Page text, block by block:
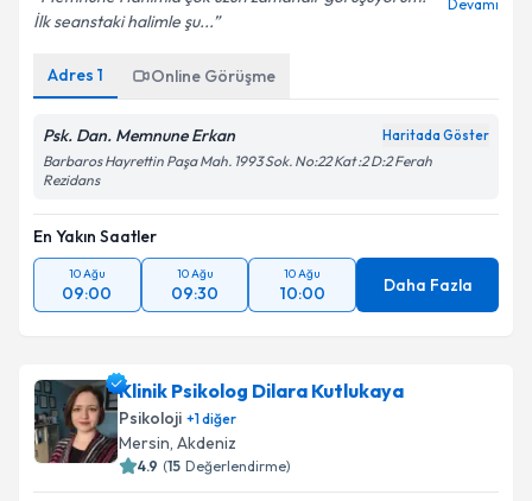
İlk seanstaki halimle şu...
Devamı
Adres 1 Online Görüşme
Psk. Dan. Memnune Erkan Haritada Göster
Barbaros Hayrettin Paşa Mah. 1993 Sok. No:22 Kat :2 D:2 Ferah
Rezidans
En Yakın Saatler
10 Ağu
09:00
10 Ağu
09:30
10 Ağu
10:00 Daha Fazla
Klinik Psikolog Dilara Kutlukaya
Psikoloji +1diğer
Mersin, Akdeniz
4.9 (15 Değerlendirme)